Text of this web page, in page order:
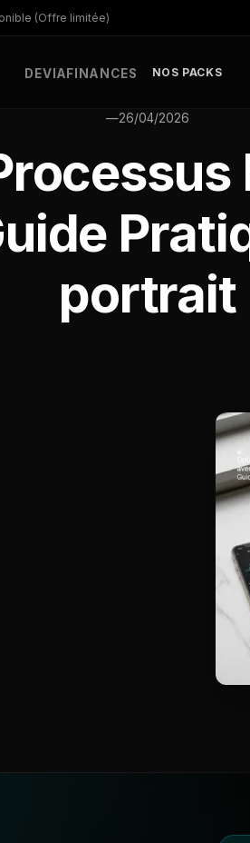
(Offre limitée)
DEVIAFINANCES NOS PACKS
—26/04/2026
portrait